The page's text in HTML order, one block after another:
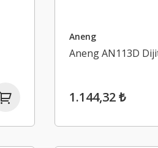
Aneng
Aneng AN113D
1.144,32 ₺